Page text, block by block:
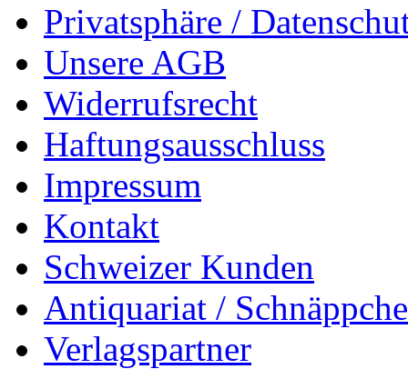
Privatsphäre /
Unsere AGB
Widerrufsrecht
Haftungsausschluss
Impressum
Kontakt
Schweizer Kunden
Antiquariat /
Verlagspartner